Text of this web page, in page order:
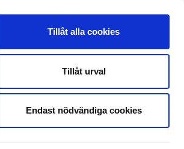
Tillåt alla cookies
Tillåt urval
Endast nödvändiga cookies
och blanketter Translate